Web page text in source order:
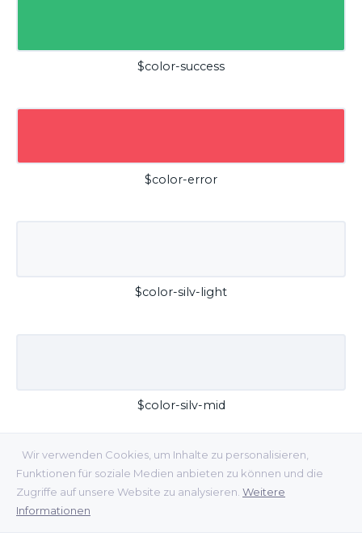
Wir verwenden Cookies, um Inhalte zu personalisieren,
Funktionen für soziale Medien anbieten zu können und die
Zugriffe auf unsere Website zu analysieren. Weitere
Informationen
$color-success
$color-error
$color-silv-light
$color-silv-mid